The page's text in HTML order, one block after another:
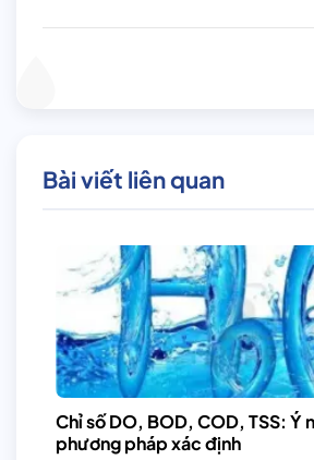
Bài viết liên quan
Chỉ số DO, BOD, COD, TSS: Ý
phương pháp xác định